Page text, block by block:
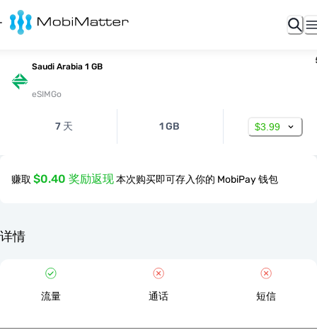
Saudi Arabia 1 GB
eSIMGo
7 天 1 GB $3.99
赚取 $0.40 奖励返现本次购买即可存入你的 MobiPay 钱包
详情
流量 通话 短信